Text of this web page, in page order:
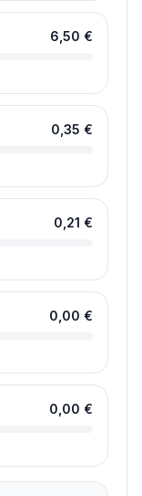
6,50 €
0,35 €
0,21 €
0,00 €
0,00 €